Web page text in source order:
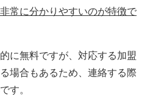
常に分かりやすいのが特徴で
に無料ですが、対応する加盟
場合もあるため、連絡する際
す。